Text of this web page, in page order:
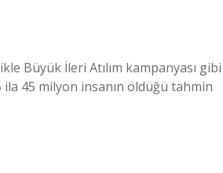
Büyük İleri Atılım kampanyası gibi
ila 45 milyon insanın öldüğü tahmin